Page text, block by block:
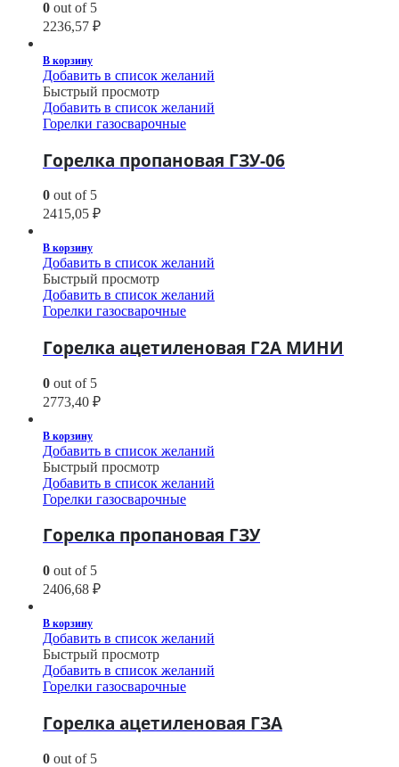
0 out of 5
2236,57 ₽
В корзину
Добавить в список желаний
Быстрый просмотр
Добавить в список желаний
Горелки газосварочные
Горелка пропановая ГЗУ-06
0 out of 5
2415,05 ₽
В корзину
Добавить в список желаний
Быстрый просмотр
Добавить в список желаний
Горелки газосварочные
Горелка ацетиленовая Г2А МИНИ
0 out of 5
2773,40 ₽
В корзину
Добавить в список желаний
Быстрый просмотр
Добавить в список желаний
Горелки газосварочные
Горелка пропановая ГЗУ
0 out of 5
2406,68 ₽
В корзину
Добавить в список желаний
Быстрый просмотр
Добавить в список желаний
Горелки газосварочные
Горелка ацетиленовая ГЗА
0 out of 5